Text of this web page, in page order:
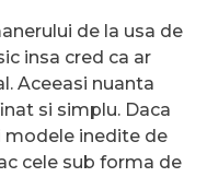
de la usa de
insa cred ca ar
Aceeasi nuanta
si simplu. Daca
modele inedite de
cele sub forma de